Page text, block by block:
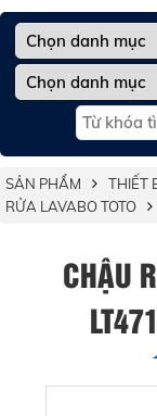
SẢN PHẨM THIẾT
RỬA LAVABO TOTO
CHẬU